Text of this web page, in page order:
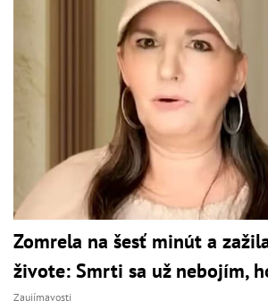
Zomrela na šesť minút a
živote: Smrti sa už nebojím,
Zaujímavosti